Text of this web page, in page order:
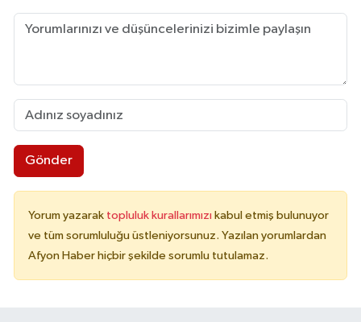
Gönder
Yorum yazarak topluluk kurallarımızı kabul etmiş bulunuyor
ve tüm sorumluluğu üstleniyorsunuz. Yazılan yorumlardan
Afyon Haber hiçbir şekilde sorumlu tutulamaz.